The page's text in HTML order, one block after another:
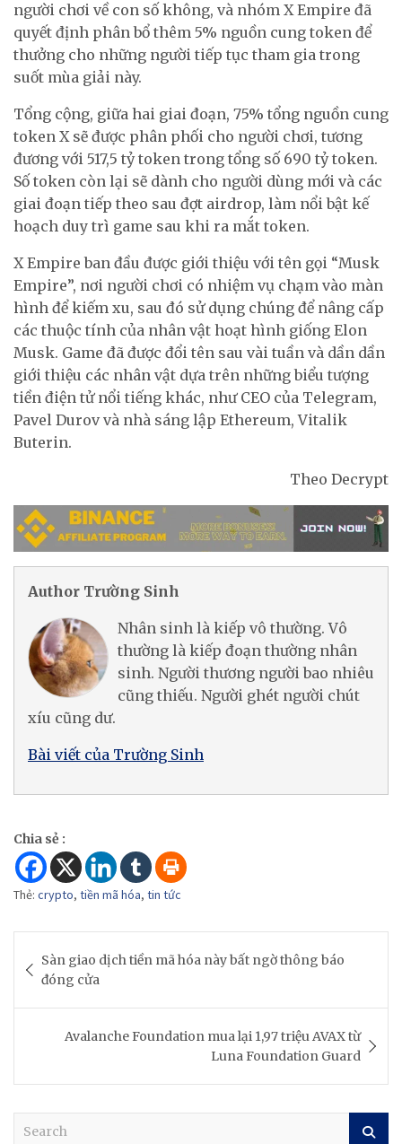
người chơi về con số không, và nhóm X Empire đã
quyết định phân bổ thêm 5% nguồn cung token để
thưởng cho những người tiếp tục tham gia trong
suốt mùa giải này.
Tổng cộng, giữa hai giai đoạn, 75% tổng nguồn cung
token X sẽ được phân phối cho người chơi, tương
đương với 517,5 tỷ token trong tổng số 690 tỷ token.
Số token còn lại sẽ dành cho người dùng mới và các
giai đoạn tiếp theo sau đợt airdrop, làm nổi bật kế
hoạch duy trì game sau khi ra mắt token.
X Empire ban đầu được giới thiệu với tên gọi “Musk
Empire”, nơi người chơi có nhiệm vụ chạm vào màn
hình để kiếm xu, sau đó sử dụng chúng để nâng cấp
các thuộc tính của nhân vật hoạt hình giống Elon
Musk. Game đã được đổi tên sau vài tuần và dần dần
giới thiệu các nhân vật dựa trên những biểu tượng
tiền điện tử nổi tiếng khác, như CEO của Telegram,
Pavel Durov và nhà sáng lập Ethereum, Vitalik
Buterin.
Theo Decrypt
Author Trường Sinh
Nhân sinh là kiếp vô thường. Vô
thường là kiếp đoạn thường nhân
sinh. Người thương người bao nhiêu
cũng thiếu. Người ghét người chút
xíu cũng dư.
Bài viết của Trường Sinh
Chia sẻ :
Thẻ: crypto, tiền mã hóa, tin tức
navigation
Sàn giao dịch tiền mã hóa này bất ngờ thông báo
đóng cửa
Avalanche Foundation mua lại 1,97 triệu AVAX từ
Luna Foundation Guard